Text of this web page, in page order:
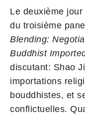
Le deuxième jour
du troisième
Blending:
Buddhist
discutant: Shao
importations
bouddhistes, et
conflictuelles.